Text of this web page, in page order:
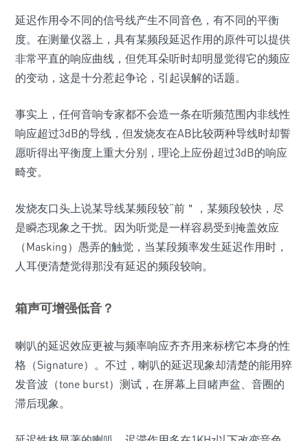
延迟作用令不同的信号线产生不同音色，有不同的平衡
度。在测量仪器上，具有某频段延迟作用的原件可以提供
非常平直的响应曲线，但凭耳朵听时却明显觉得它的频应
的变动，这是十分惹起争论，引起误解的话题。
事实上，任何音响专家都不会造一条在听频范围内非线性
响应超过3dB的导线，但发烧友在AB比较两种导线时却誓
愿听得出平衡度上重大分别，理论上应份超过3dB的响应
畸变。
发烧友口头上说某导线某频段较“前＂，某频段较快，尽
是瞬态现象之干扰。因为听觉是一样容易受到掩盖效应
（Masking）愚弄的触觉，当某段频率发生延迟作用时，
人耳便清楚觉得那没有延迟的频段较响。
箱声可增强低音？
喇叭的延迟效应更被与频率响应齐齐用来标榜它本身的性
格（Signature）。不过，喇叭的延迟现象却清楚的能用猝
发音波（tone burst）测试，在屏幕上目睹声盆、音圈的
滞后现象。